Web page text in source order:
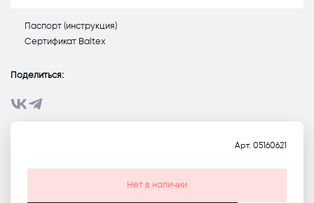
Паспорт (инструкция)
Сертификат Baltex
Поделиться:
Арт. 05160621
Нет в наличии